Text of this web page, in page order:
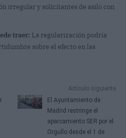
irregular y solicitantes de asilo con
traer: La regularización podría
sobre el efecto en las
Artículo siguiente
El Ayuntamiento de
Madrid restringe el
aparcamiento SER por el
Orgullo desde el 1 de